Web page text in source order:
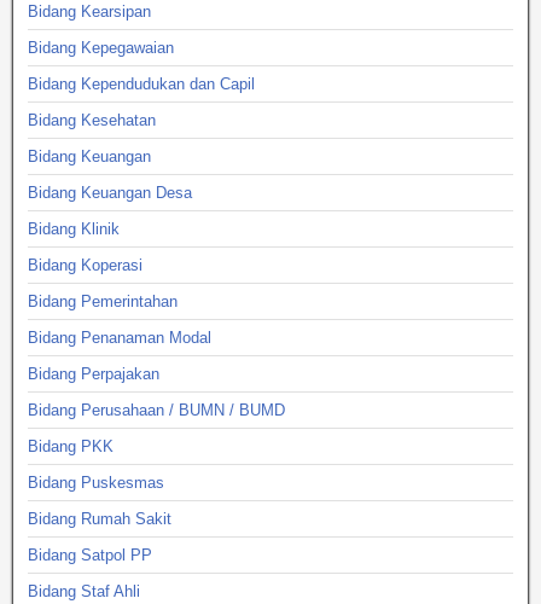
Bidang Kearsipan
Bidang Kepegawaian
Bidang Kependudukan dan Capil
Bidang Kesehatan
Bidang Keuangan
Bidang Keuangan Desa
Bidang Klinik
Bidang Koperasi
Bidang Pemerintahan
Bidang Penanaman Modal
Bidang Perpajakan
Bidang Perusahaan / BUMN / BUMD
Bidang PKK
Bidang Puskesmas
Bidang Rumah Sakit
Bidang Satpol PP
Bidang Staf Ahli